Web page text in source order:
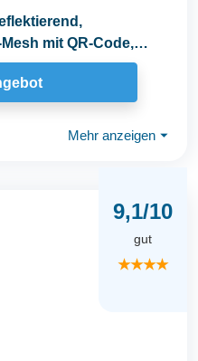
mit QR-Code,
Mehr anzeigen ⏷
9,1/10
gut
★★★★